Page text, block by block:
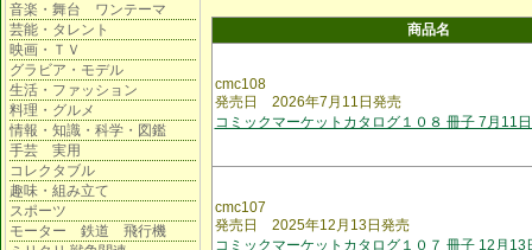
音楽・舞台 ワンテーマ
芸能・タレント
映画・ＴＶ
グラビア・モデル
生活・ファッション
料理・グルメ
情報・知識・科学・図鑑
手芸 実用
コレクタブル
趣味・組み立て
スポーツ
モーター 鉄道 飛行機
商品名
cmc108
発売日 2026年7月11日発売
コミックマーケットカタログ１０８ 冊子 7月11
cmc107
発売日 2025年12月13日発売
コミックマーケットカタログ１０７ 冊子 12月13